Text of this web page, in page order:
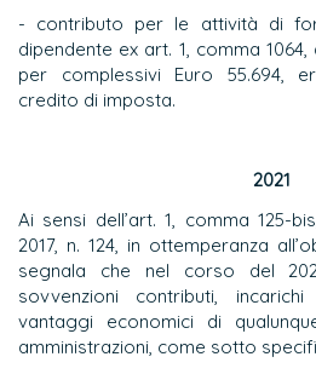
- contributo per le attività di
dipendente ex art. 1, comma
per complessivi Euro 55.694,
credito di imposta.
2021
Ai sensi dell’art. 1, comma 125-
2017, n. 124, in ottemperanza
segnala che nel corso del
sovvenzioni contributi,
vantaggi economici di
amministrazioni, come sotto